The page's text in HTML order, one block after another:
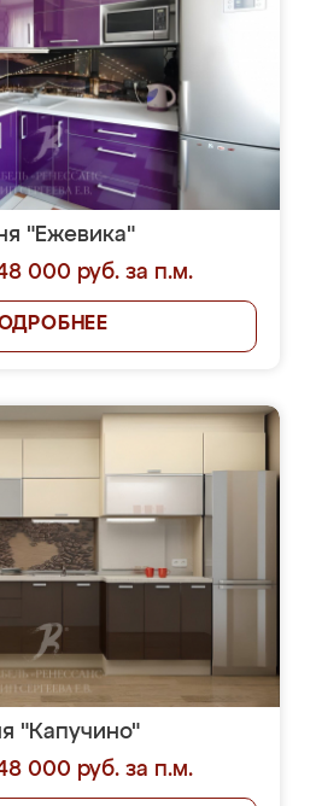
"Ежевика"
000 руб. за п.м.
"Капучино"
000 руб. за п.м.